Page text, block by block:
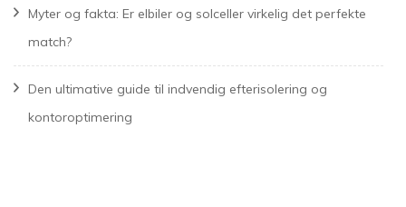
Myter og fakta: Er elbiler og solceller virkelig det perfekte
match?
Den ultimative guide til indvendig efterisolering og
kontoroptimering